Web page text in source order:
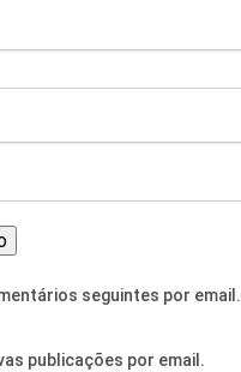
seguintes por email.
publicações por email.